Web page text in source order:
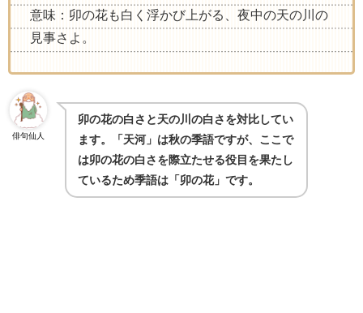
意味：卯の花も白く浮かび上がる、夜中の天の川の
見事さよ。
俳句仙人
卯の花の白さと天の川の白さを対比してい
ます。「天河」は秋の季語ですが、ここで
は卯の花の白さを際立たせる役目を果たし
ているため季語は「卯の花」です。